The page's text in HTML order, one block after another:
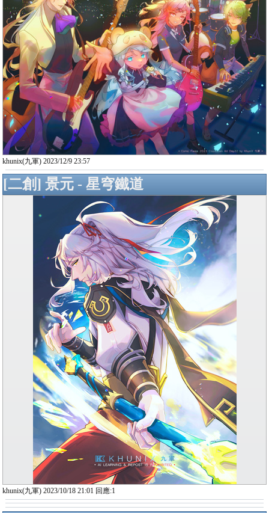
khunix(九軍) 2023/12/9 23:57
[二創] 景元 - 星穹鐵道
khunix(九軍) 2023/10/18 21:01 回應:1